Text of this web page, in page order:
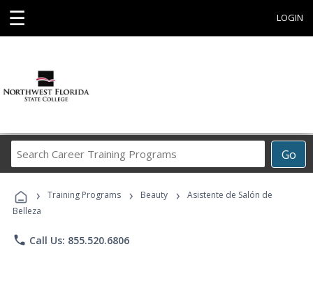
☰ LOGIN
Go
Career
Programs
› Training Programs › Beauty ›
Asistente de Salón de
Belleza
phone Call Us: 855.520.6806